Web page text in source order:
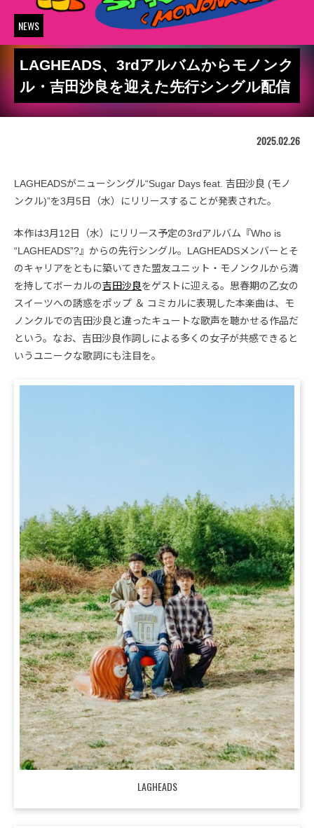
NEWS
LAGHEADS、3rdアルバムからモノンク
ル・吉田沙良を迎えた先行シングル配信
2025.02.26
LAGHEADSがニューシングル“Sugar Days feat. 吉田沙良 (モノ
ンクル)”を3月5日（水）にリリースすることが発表された。
本作は3月12日（水）にリリース予定の3rdアルバム『Who is
“LAGHEADS”?』からの先行シングル。LAGHEADSメンバーとそ
のキャリアをともに築いてきた盟友ユニット・モノンクルから満
を持してボーカルの吉田沙良をゲストに迎える。思春期の乙女の
スイーツへの誘惑をポップ ＆ コミカルに表現した本楽曲は、モ
ノンクルでの吉田沙良と違ったキュートな歌声を聴かせる作品だ
という。なお、吉田沙良作詞しによる多くの女子が共感できると
いうユニークな歌詞にも注目を。
LAGHEADS